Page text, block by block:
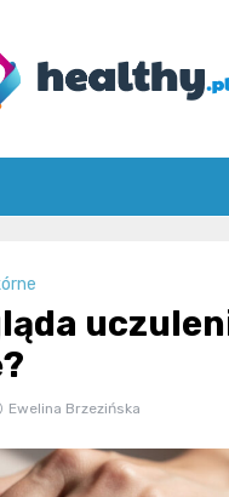
Ewelina Brzezińska